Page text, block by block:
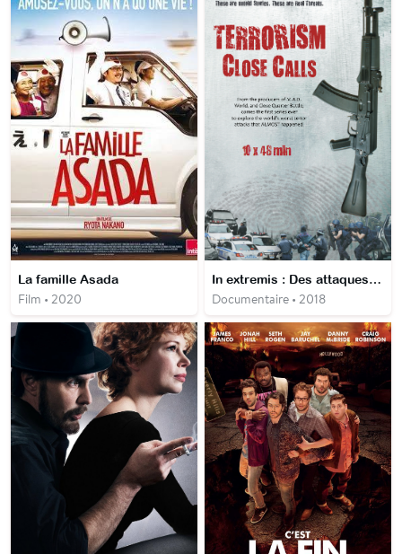
La famille Asada
Film • 2020
In extremis : Des attaques terroristes déjouées
Documentaire • 2018